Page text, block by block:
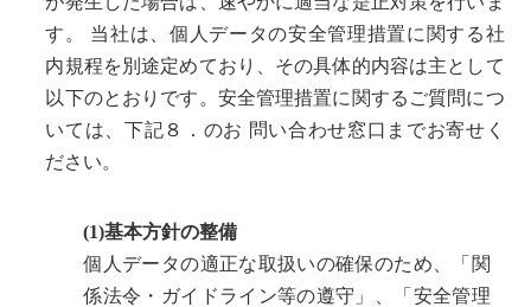
す。 当社は、個人データの安全管理措置に関する社
内規程を別途定めており、その具体的内容は主として
以下のとおりです。安全管理措置に関するご質問につ
いては、下記８．のお 問い合わせ窓口までお寄せく
ださい。
(1)基本方針の整備
個人データの適正な取扱いの確保のため、「関
係法令・ガイドライン等の遵守」、「安全管理